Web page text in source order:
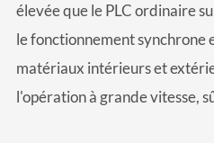
élevée que le PLC ordinaire
le fonctionnement synchrone
matériaux intérieurs et
l'opération à grande vitesse,